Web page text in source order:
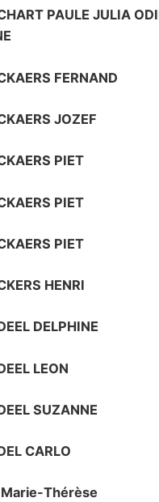
PAULE JULIA
FERNAND
JOZEF
PIET
PIET
PIET
HENRI
DELPHINE
LEON
SUZANNE
CARLO
Thérèse